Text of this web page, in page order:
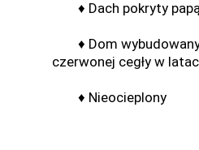
♦ Dach pokryty
♦ Dom wybudowany
czerwonej cegły w
♦ Nieocieplony